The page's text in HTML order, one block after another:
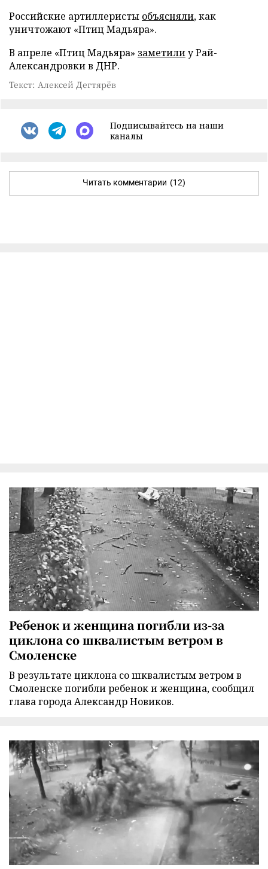
Российские артиллеристы объясняли, как
уничтожают «Птиц Мадьяра».
В апреле «Птиц Мадьяра» заметилиу Рай-
Александровки в ДНР.
Текст: Алексей Дегтярёв
Подписывайтесь на наши
каналы
Читать комментарии (12)
Ребенок и женщина погибли из-за
циклона со шквалистым ветром в
Смоленске
В результате циклона со шквалистым ветром в
Смоленске погибли ребенок и женщина, сообщил
глава города Александр Новиков.